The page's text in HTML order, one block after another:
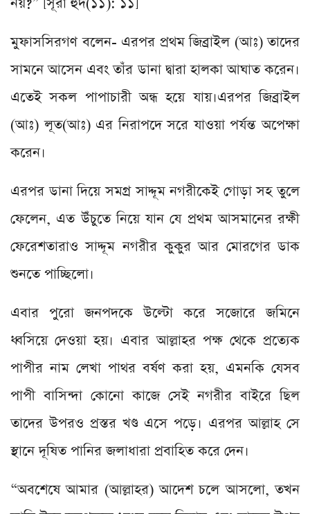
মুফাসসিরগণ বলেন- এরপর প্রথম জিব্রাইল (আঃ) তাদের
সামনে আসেন এবং তাঁর ডানা দ্বারা হালকা আঘাত করেন।
এতেই সকল পাপাচারী অন্ধ হয়ে যায়।এরপর জিব্রাইল
(আঃ) লূত(আঃ) এর নিরাপদে সরে যাওয়া পর্যন্ত অপেক্ষা
করেন।
এরপর ডানা দিয়ে সমগ্র সাদ্দূম নগরীকেই গোড়া সহ তুলে
ফেলেন, এত উঁচুতে নিয়ে যান যে প্রথম আসমানের রক্ষী
ফেরেশতারাও সাদ্দূম নগরীর কুকুর আর মোরগের ডাক
শুনতে পাচ্ছিলো।
এবার পুরো জনপদকে উল্টো করে সজোরে জমিনে
ধ্বসিয়ে দেওয়া হয়। এবার আল্লাহর পক্ষ থেকে প্রত্যেক
পাপীর নাম লেখা পাথর বর্ষণ করা হয়, এমনকি যেসব
পাপী বাসিন্দা কোনো কাজে সেই নগরীর বাইরে ছিল
তাদের উপরও প্রস্তর খণ্ড এসে পড়ে। এরপর আল্লাহ সে
স্থানে দূষিত পানির জলাধারা প্রবাহিত করে দেন।
“অবশেষে আমার (আল্লাহর) আদেশ চলে আসলো, তখন